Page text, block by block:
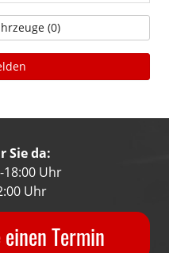
(0)
Sie da:
18:00 Uhr
Uhr
Termin